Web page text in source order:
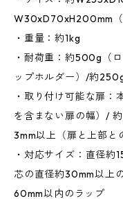
W30xD70xH200mm（
・重量：約1kg
・耐荷重：約500g（
ップホルダー）/約
・取り付け可能な扉：
を含まない扉の幅）/
3mm以上（扉と上部と
・対応サイズ：直径約
芯の直径約30mm以上
60mm以内のラップ